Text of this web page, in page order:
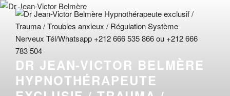
Aller
contenu
principal
DR JEAN-VICTOR BELMÈRE
HYPNOTHÉRAPEUTE